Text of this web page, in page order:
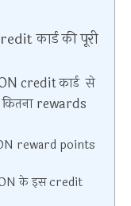
कार्ड की पूरी
credit कार्ड से
rewards
reward points
के इस credit